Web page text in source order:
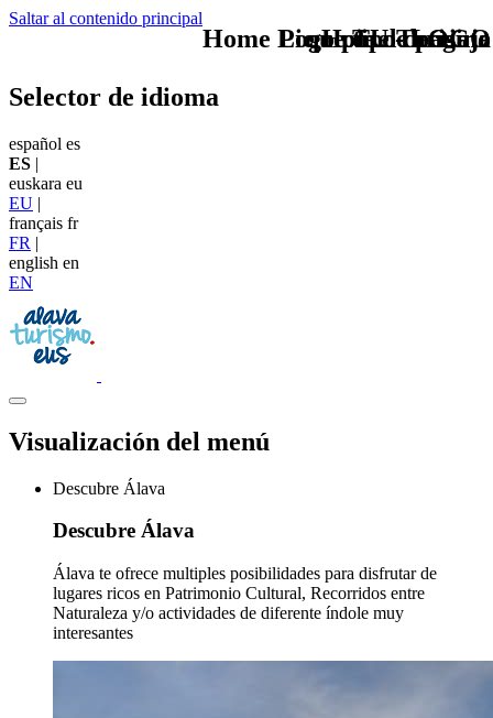
Saltar al contenido principal
TU - LOGO
Selector de idioma
español es
ES |
euskara eu
EU |
français fr
FR |
english en
EN
Visualización del menú
Descubre Álava
Descubre Álava
Álava te ofrece multiples posibilidades para disfrutar de
lugares ricos en Patrimonio Cultural, Recorridos entre
Naturaleza y/o actividades de diferente índole muy
interesantes
que tipo de viaje
Home Logo pie de página
Pie Home Turismo